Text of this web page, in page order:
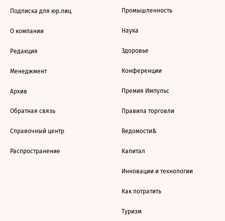
Подписка для юр.лиц
О компании
Редакция
Менеджмент
Архив
Обратная связь
Справочный центр
Распространение
Промышленность
Наука
Здоровье
Конференции
Премия Импульс
Правила торговли
Ведомости&
Капитал
Инновации и технологии
Как потратить
Туризм